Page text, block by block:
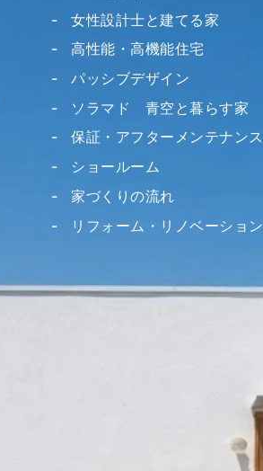
女性設計士と建てる家
高性能・高機能住宅
パッシブデザイン
ソラマド 青空と暮らす家
保証・アフターメンテナンス
ショールーム
家づくりの流れ
リフォーム・リノベーション